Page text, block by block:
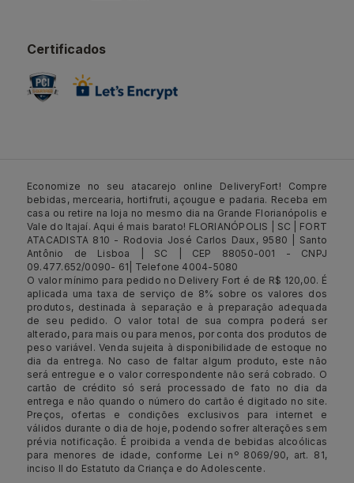
Certificados
Economize no seu atacarejo online DeliveryFort! Compre
bebidas, mercearia, hortifruti, açougue e padaria. Receba em
casa ou retire na loja no mesmo dia na Grande Florianópolis e
Vale do Itajaí. Aqui é mais barato! FLORIANÓPOLIS | SC | FORT
ATACADISTA 810 - Rodovia José Carlos Daux, 9580 | Santo
Antônio de Lisboa | SC | CEP 88050-001 - CNPJ
09.477.652/0090- 61| Telefone 4004-5080
O valor mínimo para pedido no Delivery Fort é de R$ 120,00. É
aplicada uma taxa de serviço de 8% sobre os valores dos
produtos, destinada à separação e à preparação adequada
de seu pedido. O valor total de sua compra poderá ser
alterado, para mais ou para menos, por conta dos produtos de
peso variável. Venda sujeita à disponibilidade de estoque no
dia da entrega. No caso de faltar algum produto, este não
será entregue e o valor correspondente não será cobrado. O
cartão de crédito só será processado de fato no dia da
entrega e não quando o número do cartão é digitado no site.
Preços, ofertas e condições exclusivos para internet e
válidos durante o dia de hoje, podendo sofrer alterações sem
prévia notificação. É proibida a venda de bebidas alcoólicas
para menores de idade, conforme Lei nº 8069/90, art. 81,
inciso II do Estatuto da Criança e do Adolescente.